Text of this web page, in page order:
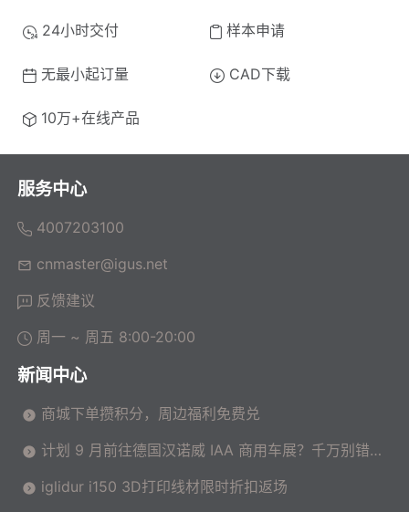
24小时交付 样本申请
无最小起订量 CAD下载
10万+在线产品
服务中心
4007203100
cnmaster@igus.net
反馈建议
周一 ~ 周五 8:00-20:00
新闻中心
商城下单攒积分，周边福利免费兑
计划 9 月前往德国汉诺威 IAA 商用车展？千万别错过
iglidur i150 3D打印线材限时折扣返场